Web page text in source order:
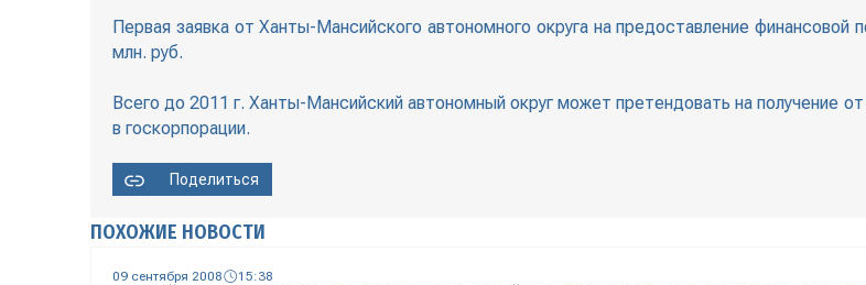
Первая заявка от Ханты-Мансийского автономного округа на предоставление
млн. руб.
Всего до 2011 г. Ханты-Мансийский автономный округ может претендовать на
в госкорпорации.
Поделиться
ПОХОЖИЕ НОВОСТИ
09 сентября 2008 15:38